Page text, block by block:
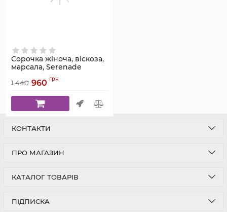
Сорочка жіноча, віскоза,
марсала, Serenade
Артикул:5516S
1 440 960 грн
КОНТАКТИ
ПРО МАГАЗИН
КАТАЛОГ ТОВАРІВ
ПІДПИСКА